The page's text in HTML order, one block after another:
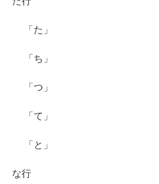
「た」
「ち」
「つ」
「て」
「と」
な行